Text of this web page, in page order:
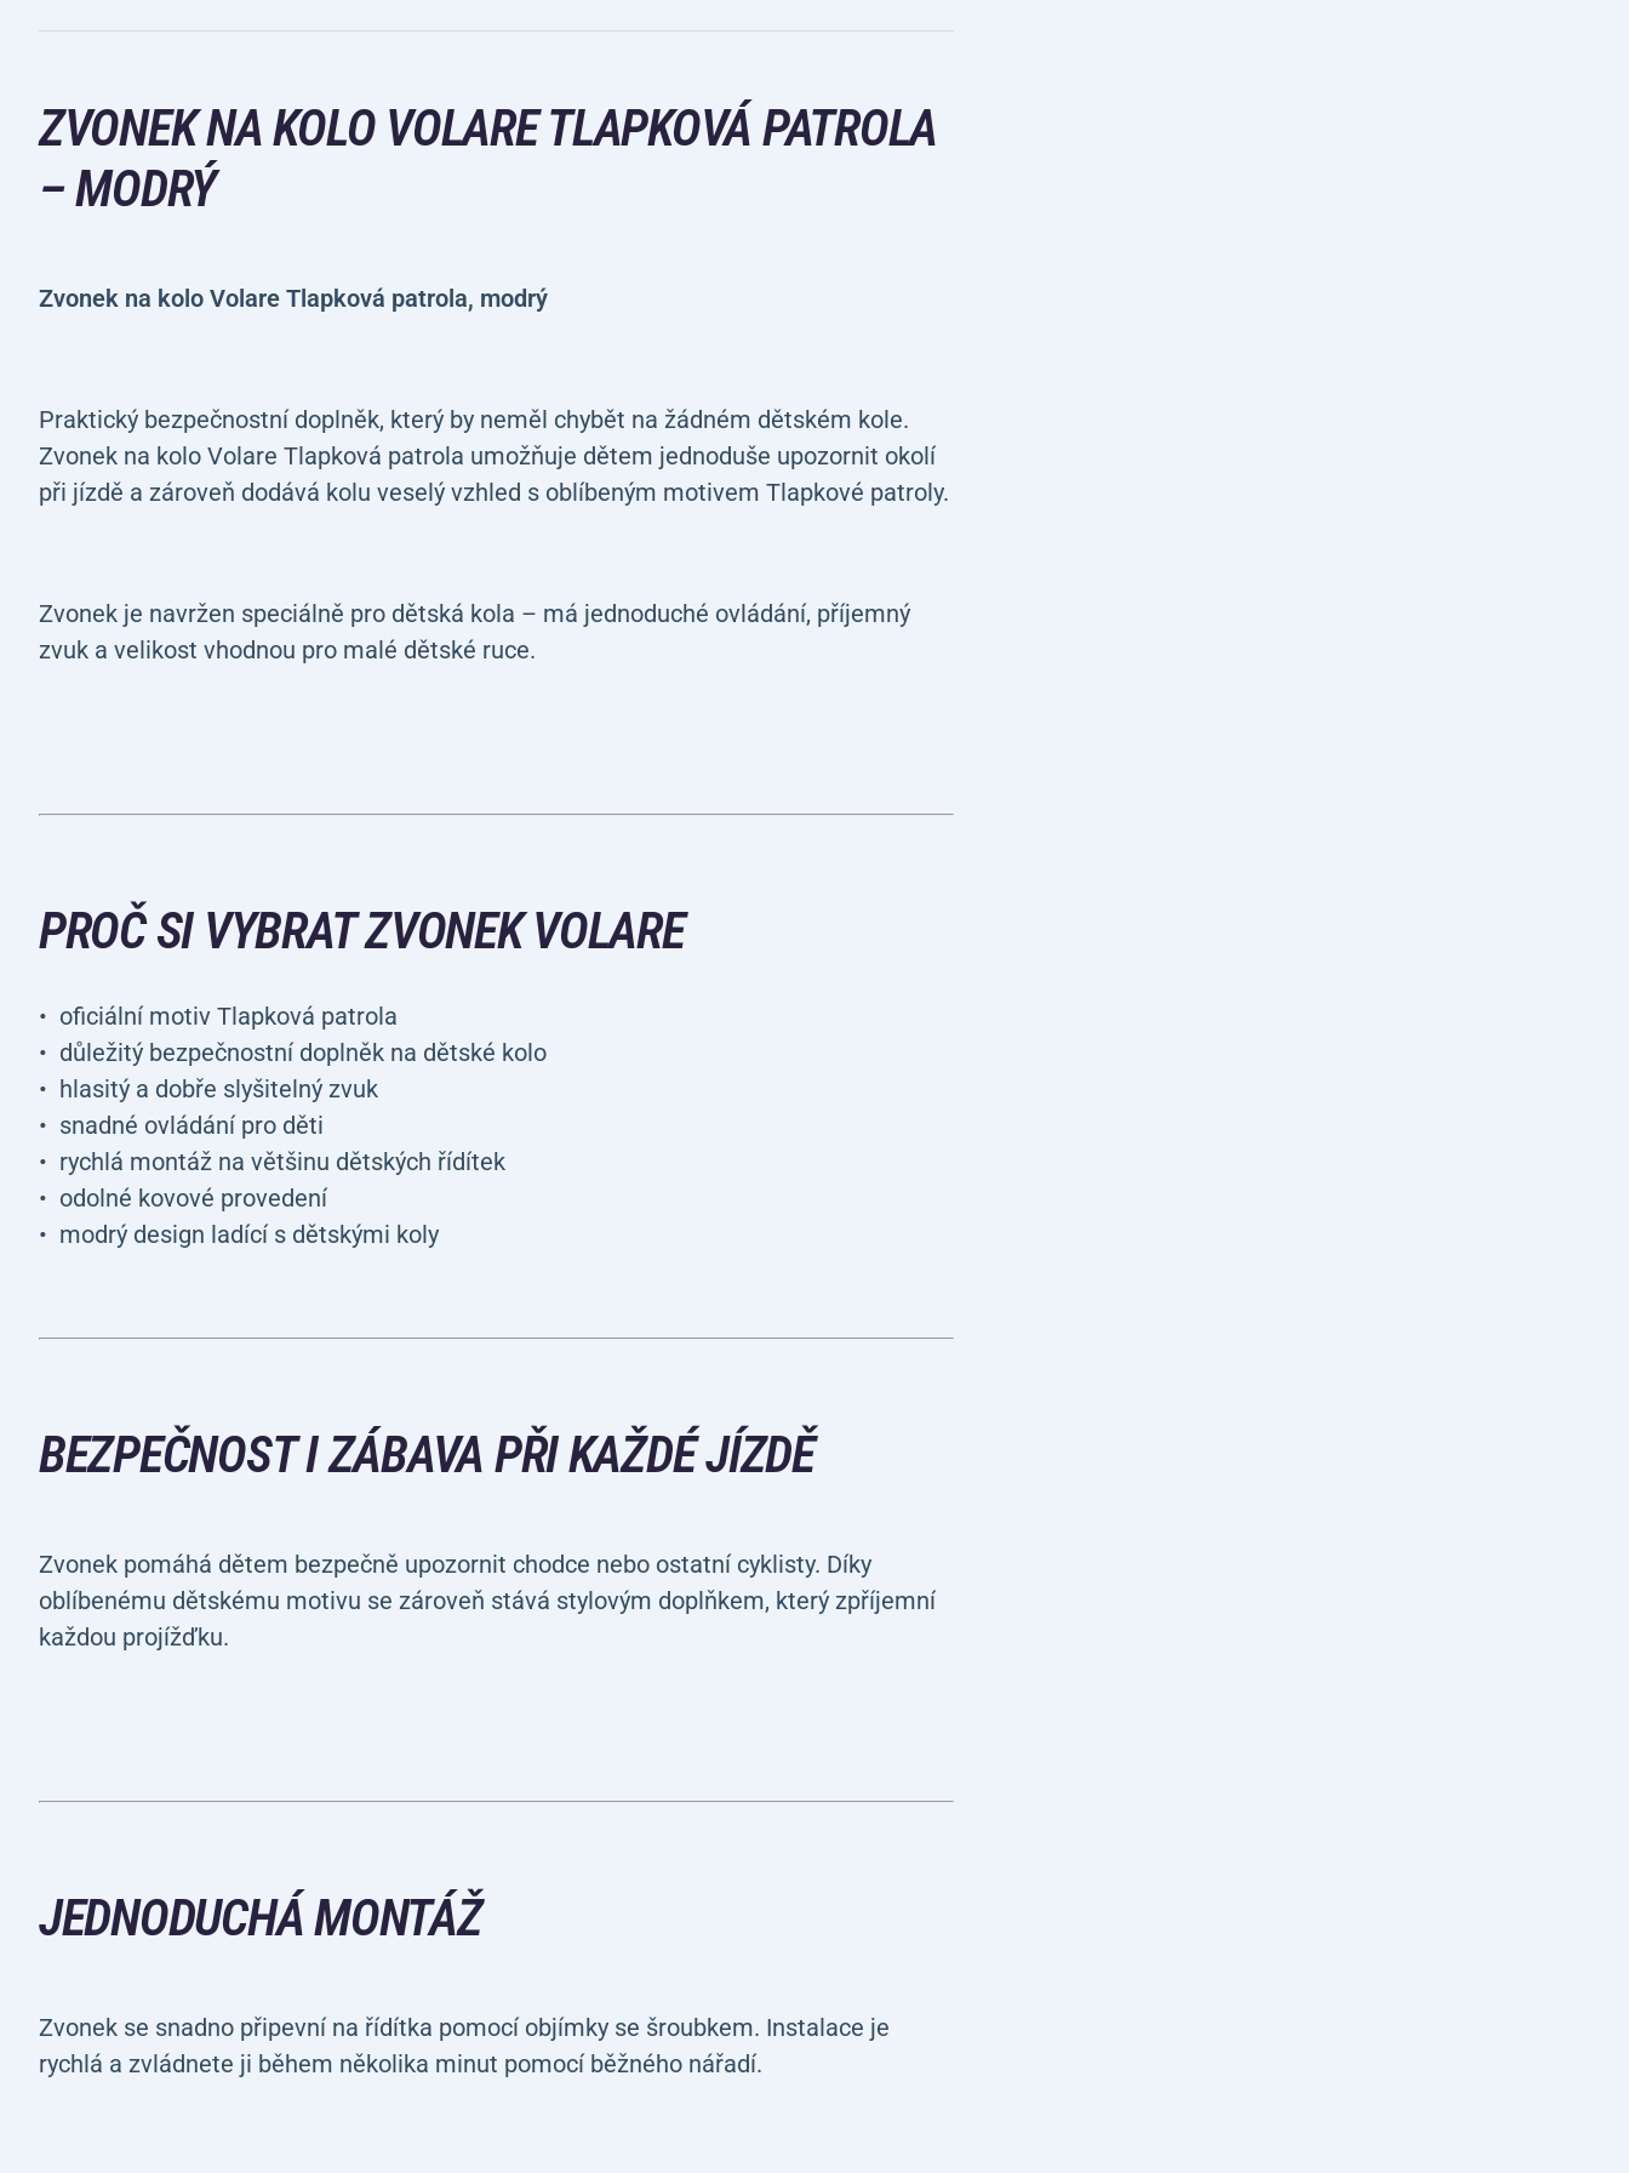
ZVONEK NA KOLO VOLARE TLAPKOVÁ PATROLA
– MODRÝ
Zvonek na kolo Volare Tlapková patrola, modrý
Praktický bezpečnostní doplněk, který by neměl chybět na žádném dětském kole.
Zvonek na kolo Volare Tlapková patrola umožňuje dětem jednoduše upozornit okolí
při jízdě a zároveň dodává kolu veselý vzhled s oblíbeným motivem Tlapkové patroly.
Zvonek je navržen speciálně pro dětská kola – má jednoduché ovládání, příjemný
zvuk a velikost vhodnou pro malé dětské ruce.
PROČ SI VYBRAT ZVONEK VOLARE
oficiální motiv Tlapková patrola
důležitý bezpečnostní doplněk na dětské kolo
hlasitý a dobře slyšitelný zvuk
snadné ovládání pro děti
rychlá montáž na většinu dětských řídítek
odolné kovové provedení
modrý design ladící s dětskými koly
BEZPEČNOST I ZÁBAVA PŘI KAŽDÉ JÍZDĚ
Zvonek pomáhá dětem bezpečně upozornit chodce nebo ostatní cyklisty. Díky
oblíbenému dětskému motivu se zároveň stává stylovým doplňkem, který zpříjemní
každou projížďku.
JEDNODUCHÁ MONTÁŽ
Zvonek se snadno připevní na řídítka pomocí objímky se šroubkem. Instalace je
rychlá a zvládnete ji během několika minut pomocí běžného nářadí.